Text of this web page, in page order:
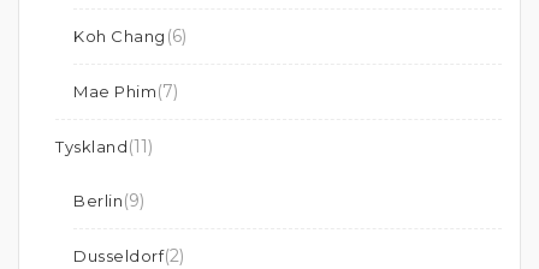
Koh Chang (6)
Mae Phim(7)
Tyskland(11)
Berlin(9)
Dusseldorf(2)